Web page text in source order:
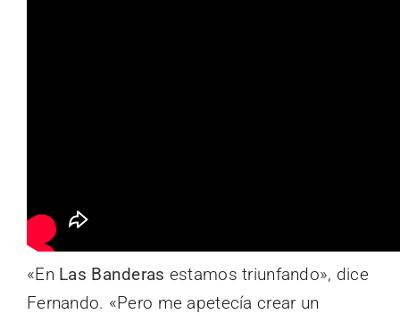
«En Las Banderas estamos triunfando», dice
Fernando. «Pero me apetecía crear un